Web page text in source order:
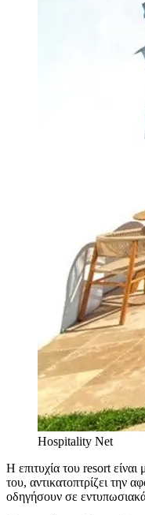
Hospitality Net
Η επιτυχία του resort
του, αντικατοπτρίζει την
οδηγήσουν σε